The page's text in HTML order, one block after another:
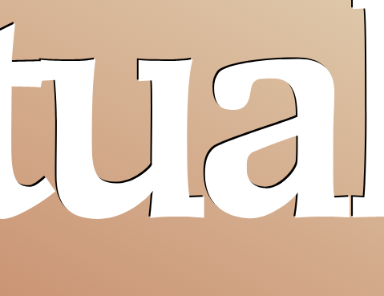
compra birrao
liquori
al
monastero
della
aiuta AVSI
Opera San
Francesco
per i poveri
Terra
a
e non
Santa